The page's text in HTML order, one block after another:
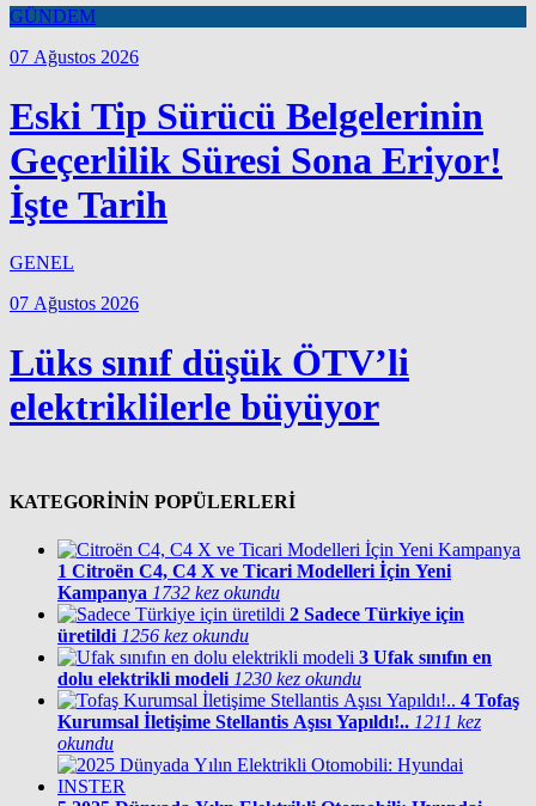
GÜNDEM
07 Ağustos 2026
Eski Tip Sürücü Belgelerinin
Geçerlilik Süresi Sona Eriyor!
İşte Tarih
GENEL
07 Ağustos 2026
Lüks sınıf düşük ÖTV’li
elektriklilerle büyüyor
KATEGORİNİN POPÜLERLERİ
1 Citroën C4, C4 X ve Ticari Modelleri İçin Yeni
Kampanya 1732 kez okundu
2 Sadece Türkiye için
üretildi 1256 kez okundu
3 Ufak sınıfın en
dolu elektrikli modeli 1230 kez okundu
4 Tofaş
Kurumsal İletişime Stellantis Aşısı Yapıldı!.. 1211 kez
okundu